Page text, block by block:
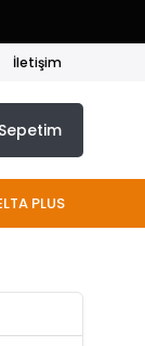
İletişim
PLUS